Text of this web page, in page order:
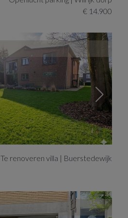
€ 14.900
Te renoveren villa | Buerstedewijk